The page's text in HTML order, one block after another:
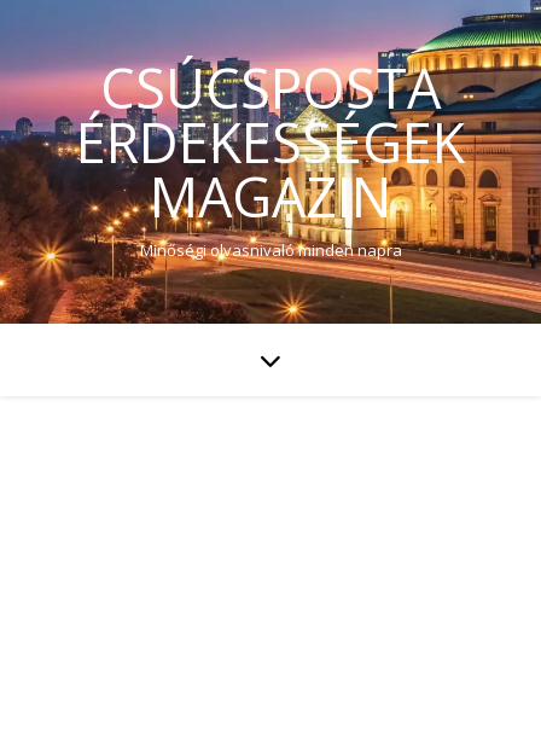
CSÚCSPOSTA
ÉRDEKESSÉGEK
MAGAZIN
Minőségi olvasnivaló minden napra